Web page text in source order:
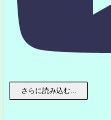
さらに読み込む...